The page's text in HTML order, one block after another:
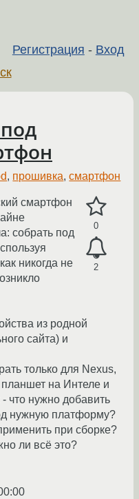
Регистрация - Вход
, прошивка,смартфон
0
2
смартфон
собрать под
никогда не
из родной
сайта) и
только для Nexus,
планшет на Интеле и
что нужно добавить
нужную платформу?
при сборке?
ли всё это?